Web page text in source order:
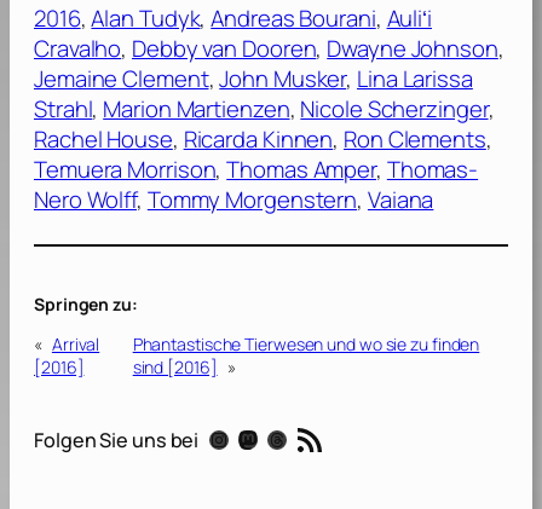
2016, Alan Tudyk, Andreas Bourani, Auliʻi
Cravalho, Debby van Dooren, Dwayne Johnson
Jemaine Clement, John Musker, Lina Larissa
Strahl, Marion Martienzen, Nicole Scherzinger
Rachel House, Ricarda Kinnen, Ron Clements
Temuera Morrison, Thomas Amper, Thomas-
Nero Wolff, Tommy Morgenstern, Vaiana
Springen zu:
« Arrival
[2016]
Phantastische Tierwesen und wo sie zu finden
sind [2016] »
Folgen Sie uns bei Instagram Mastodon Threads RSS-Feed